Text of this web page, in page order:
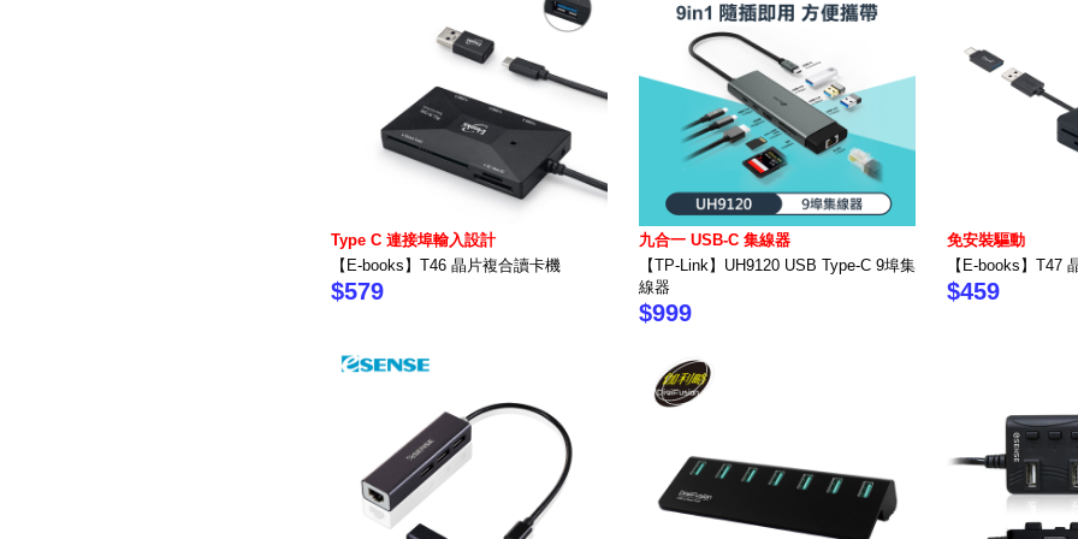
Type C 連接埠輸入設計
【E-books】T46 晶片複合讀卡機
$579
九合一 USB-C 集線器
【TP-Link】UH9120 USB Type-C 9埠集
線器
$999
免安裝驅動
【E-books】T47
$459